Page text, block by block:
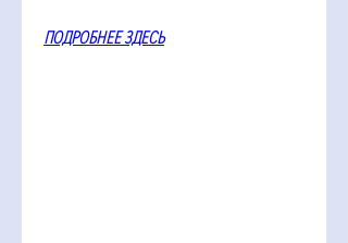
ПОДРОБНЕЕ ЗДЕСЬ